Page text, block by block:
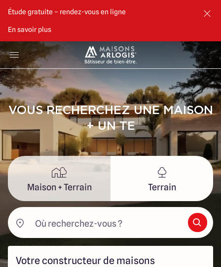
Étude gratuite – rendez-vous en ligne
En savoir plus
Accueil
Nos maisons
Nos annonces
Votre projet
Qui sommes-nous
286 Avenue Pasteur
33185 Le Haillan
VOUS RECHERCHEZUNE
Maison + Terrain Terrain
Où recherchez-vous ?
Votre constructeur de maisons